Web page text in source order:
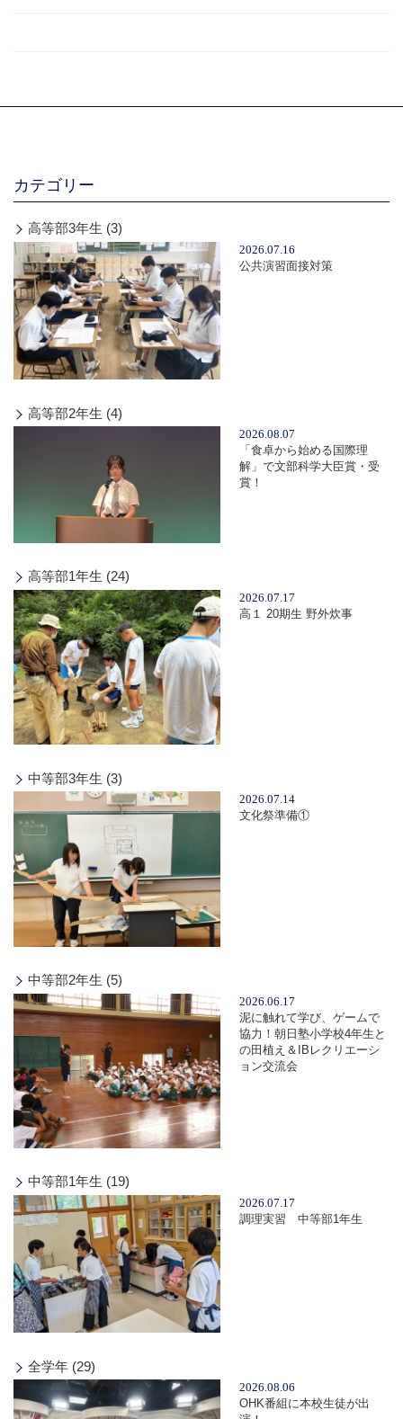
カテゴリー
高等部3年生 (3)
2026.07.16
公共演習面接対策
高等部2年生 (4)
2026.08.07
「食卓から始める国際理
解」で文部科学大臣賞・受
賞！
高等部1年生 (24)
2026.07.17
高１ 20期生 野外炊事
中等部3年生 (3)
2026.07.14
文化祭準備①
中等部2年生 (5)
2026.06.17
泥に触れて学び、ゲームで
協力！朝日塾小学校4年生と
の田植え＆IBレクリエーシ
ョン交流会
中等部1年生 (19)
2026.07.17
調理実習 中等部1年生
全学年 (29)
2026.08.06
OHK番組に本校生徒が出